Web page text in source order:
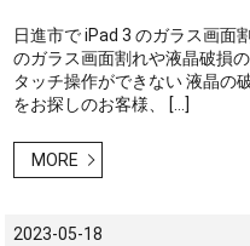
日進市で iPad 3 のガラス画面
のガラス画面割れや液晶破損
タッチ操作ができない 液晶の
をお探しのお客様、 […]
MORE
2023-05-18